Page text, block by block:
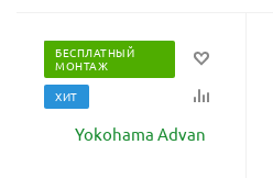
БЕСПЛАТНЫЙ
МОНТАЖ
ХИТ